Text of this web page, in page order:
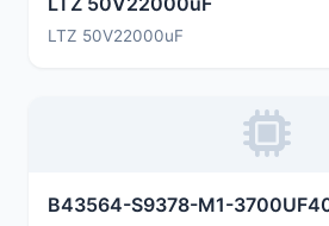
LTZ 50V22000uF
B43564-S9378-M1-